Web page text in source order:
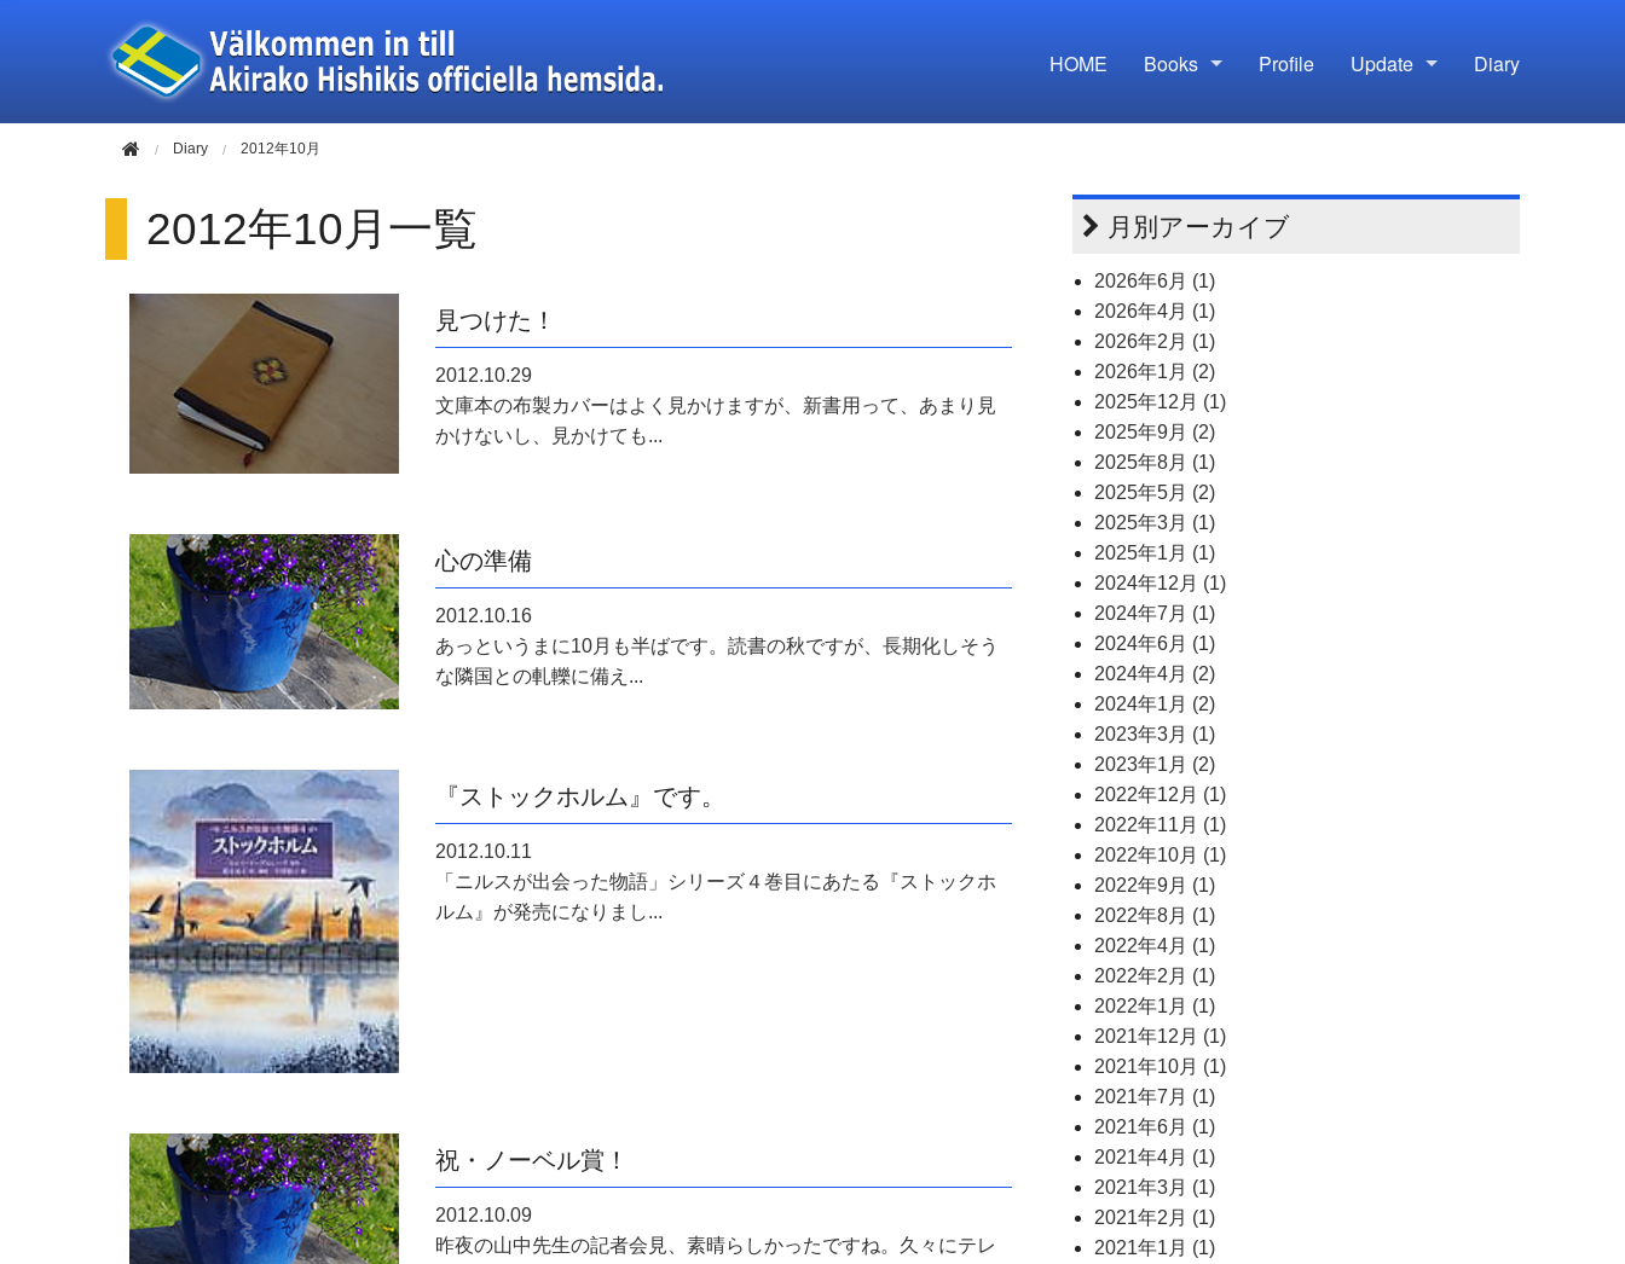
HOME Books Profile Update Diary
Diary 2012年10月
2012年10月一覧
見つけた！
2012.10.29
文庫本の布製カバーはよく見かけますが、新書用って、あまり見
かけないし、見かけても...
心の準備
2012.10.16
あっというまに10月も半ばです。読書の秋ですが、長期化しそう
な隣国との軋轢に備え...
『ストックホルム』です。
2012.10.11
「ニルスが出会った物語」シリーズ４巻目にあたる『ストックホ
ルム』が発売になりまし...
祝・ノーベル賞！
2012.10.09
昨夜の山中先生の記者会見、素晴らしかったですね。久々にテレ
月別アーカイブ
2026年6月 (1)
2026年4月 (1)
2026年2月 (1)
2026年1月 (2)
2025年12月 (1)
2025年9月 (2)
2025年8月 (1)
2025年5月 (2)
2025年3月 (1)
2025年1月 (1)
2024年12月 (1)
2024年7月 (1)
2024年6月 (1)
2024年4月 (2)
2024年1月 (2)
2023年3月 (1)
2023年1月 (2)
2022年12月 (1)
2022年11月 (1)
2022年10月 (1)
2022年9月 (1)
2022年8月 (1)
2022年4月 (1)
2022年2月 (1)
2022年1月 (1)
2021年12月 (1)
2021年10月 (1)
2021年7月 (1)
2021年6月 (1)
2021年4月 (1)
2021年3月 (1)
2021年2月 (1)
2021年1月 (1)